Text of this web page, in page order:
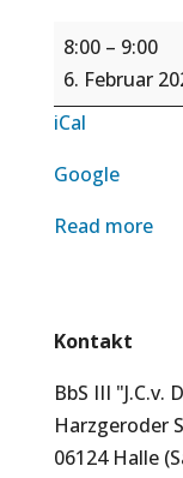
8:00 – 9:00
6. Februar
iCal
Google
Read more
Kontakt
BbS III "J.C.v.
Harzgeroder
06124 Halle